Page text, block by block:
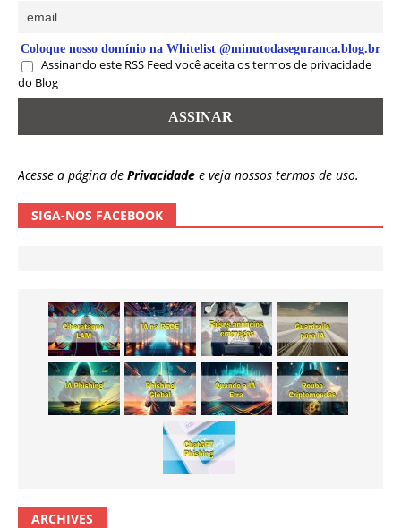
Coloque nosso domínio na Whitelist @minutodaseguranca.blog.br
Assinando este RSS Feed você aceita os termos de privacidade
do Blog
Acesse a página de Privacidade e veja nossos termos de uso.
SIGA-NOS FACEBOOK
ARCHIVES